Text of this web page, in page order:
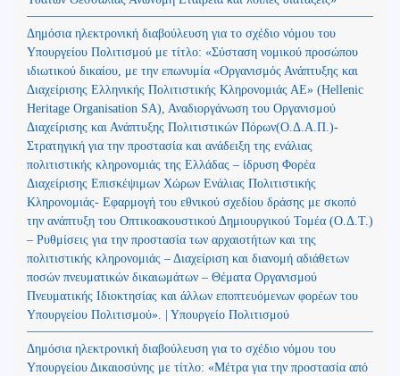
Δημόσια ηλεκτρονική διαβούλευση για το σχέδιο νόμου του
Υπουργείου Πολιτισμού με τίτλο: «Σύσταση νομικού προσώπου
ιδιωτικού δικαίου, με την επωνυμία «Οργανισμός Ανάπτυξης και
Διαχείρισης Ελληνικής Πολιτιστικής Κληρονομιάς ΑΕ» (Hellenic
Heritage Organisation SA), Αναδιοργάνωση του Οργανισμού
Διαχείρισης και Ανάπτυξης Πολιτιστικών Πόρων(Ο.Δ.Α.Π.)-
Στρατηγική για την προστασία και ανάδειξη της ενάλιας
πολιτιστικής κληρονομιάς της Ελλάδας – ίδρυση Φορέα
Διαχείρισης Επισκέψιμων Χώρων Ενάλιας Πολιτιστικής
Κληρονομιάς- Εφαρμογή του εθνικού σχεδίου δράσης με σκοπό
την ανάπτυξη του Οπτικοακουστικού Δημιουργικού Τομέα (Ο.Δ.Τ.)
– Ρυθμίσεις για την προστασία των αρχαιοτήτων και της
πολιτιστικής κληρονομιάς – Διαχείριση και διανομή αδιάθετων
ποσών πνευματικών δικαιωμάτων – Θέματα Οργανισμού
Πνευματικής Ιδιοκτησίας και άλλων εποπτευόμενων φορέων του
Υπουργείου Πολιτισμού». | Υπουργείο Πολιτισμού
Δημόσια ηλεκτρονική διαβούλευση για το σχέδιο νόμου του
Υπουργείου Δικαιοσύνης με τίτλο: «Μέτρα για την προστασία από